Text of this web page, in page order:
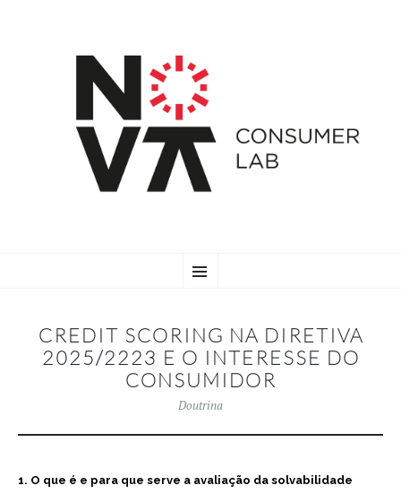
TO
CREDIT SCORING NA DIRETIVA
2025/2223 E O INTERESSE DO
CONSUMIDOR
Doutrina
1. O que é e para que serve a avaliação da solvabilidade